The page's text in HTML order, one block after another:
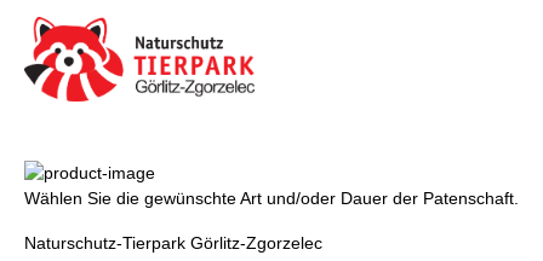
Wählen Sie die gewünschte Art und/oder Dauer der Patenschaft.
Naturschutz-Tierpark Görlitz-Zgorzelec